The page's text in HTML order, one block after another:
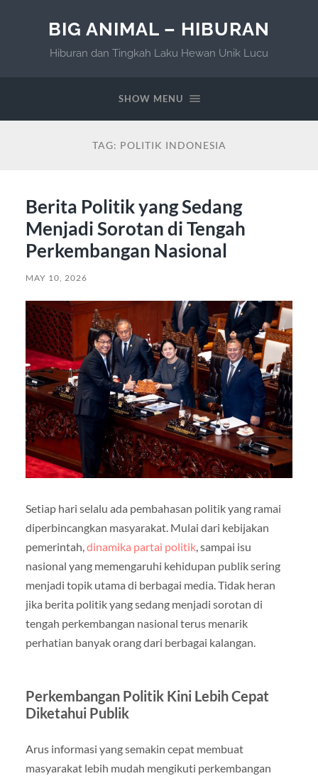
BIG ANIMAL – HIBURAN
Hiburan dan Tingkah Laku Hewan Unik Lucu
SHOW MENU
TAG: POLITIK INDONESIA
Berita Politik yang Sedang
Menjadi Sorotan di Tengah
Perkembangan Nasional
MAY 10, 2026
Setiap hari selalu ada pembahasan politik yang ramai
diperbincangkan masyarakat. Mulai dari kebijakan
pemerintah,dinamika partai politik, sampai isu
nasional yang memengaruhi kehidupan publik sering
menjadi topik utama di berbagai media. Tidak heran
jika berita politik yang sedang menjadi sorotan di
tengah perkembangan nasional terus menarik
perhatian banyak orang dari berbagai kalangan.
Perkembangan Politik Kini Lebih Cepat
Diketahui Publik
Arus informasi yang semakin cepat membuat
masyarakat lebih mudah mengikuti perkembangan